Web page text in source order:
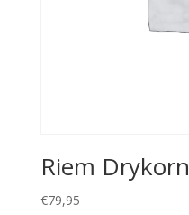
Riem Drykorn
€79,95